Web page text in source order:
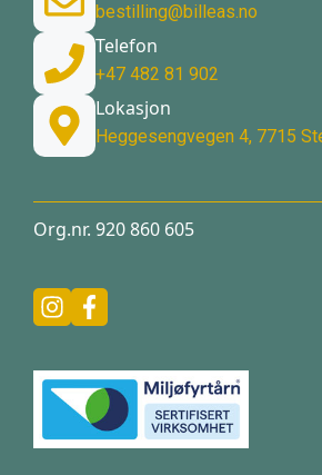
bestilling@billeas.no
Telefon
+47 482 81 902
Lokasjon
Heggesengvegen 4, 7715
Org.nr. 920 860 605